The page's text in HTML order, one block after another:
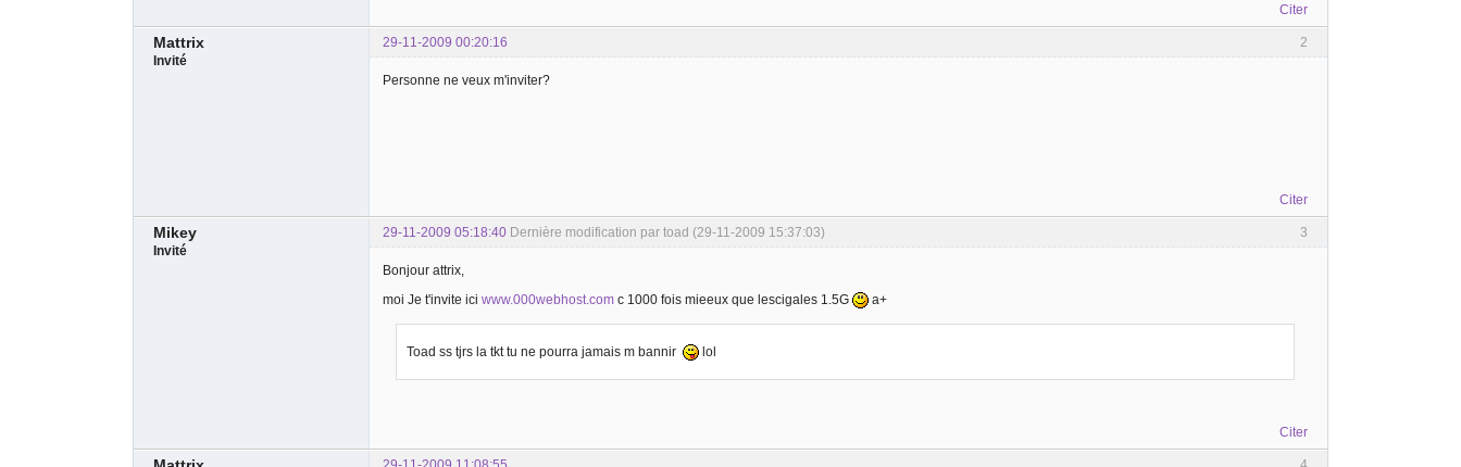
Citer
2
Mattrix
29-11-2009 00:20:16
Invité
Personne ne veux m'inviter?
Citer
3
Mikey 29-11-2009 05:18:40 Dernière modification par toad (29-11-2009 15:37:03)
Invité
Bonjour attrix,
moi Je t'invite ici www.000webhost.com c 1000 fois mieeux que lescigales 1.5G a+
Toad ss tjrs la tkt tu ne pourra jamais m bannir lol
Citer